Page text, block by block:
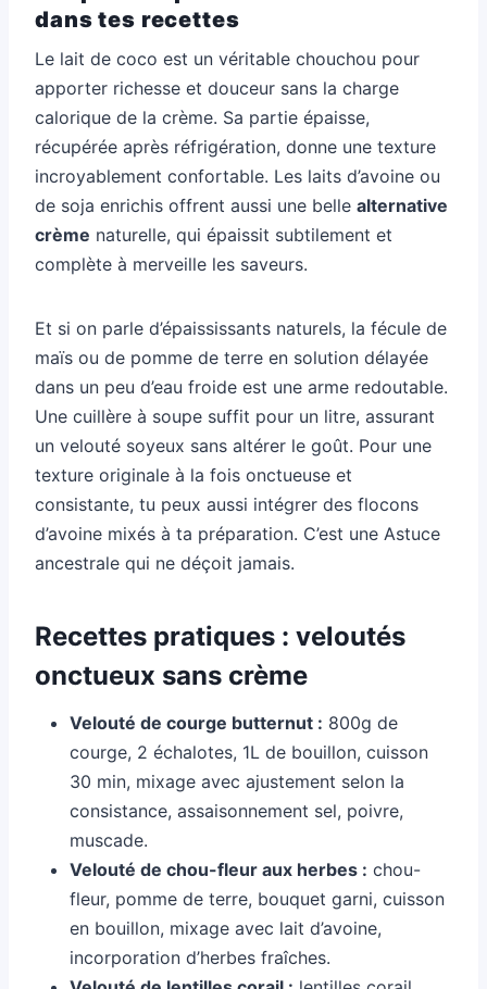
dans tes recettes
Le lait de coco est un véritable chouchou pour
apporter richesse et douceur sans la charge
calorique de la crème. Sa partie épaisse,
récupérée après réfrigération, donne une texture
incroyablement confortable. Les laits d’avoine ou
de soja enrichis offrent aussi une belle alternative
crème naturelle, qui épaissit subtilement et
complète à merveille les saveurs.
Et si on parle d’épaississants naturels, la fécule de
maïs ou de pomme de terre en solution délayée
dans un peu d’eau froide est une arme redoutable.
Une cuillère à soupe suffit pour un litre, assurant
un velouté soyeux sans altérer le goût. Pour une
texture originale à la fois onctueuse et
consistante, tu peux aussi intégrer des flocons
d’avoine mixés à ta préparation. C’est une Astuce
ancestrale qui ne déçoit jamais.
Recettes pratiques : veloutés
onctueux sans crème
Velouté de courge butternut : 800g de
courge, 2 échalotes, 1L de bouillon, cuisson
30 min, mixage avec ajustement selon la
consistance, assaisonnement sel, poivre,
muscade.
Velouté de chou-fleur aux herbes : chou-
fleur, pomme de terre, bouquet garni, cuisson
en bouillon, mixage avec lait d’avoine,
incorporation d’herbes fraîches.